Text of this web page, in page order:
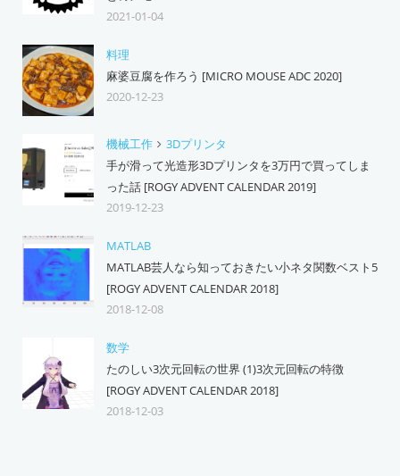
2021-01-04
料理
麻婆豆腐を作ろう [MICRO MOUSE ADC 2020]
2020-12-23
機械工作
3Dプリンタ
手が滑って光造形3Dプリンタを3万円で買ってしま
った話 [ROGY ADVENT CALENDAR 2019]
2019-12-23
MATLAB
MATLAB芸人なら知っておきたい小ネタ関数ベスト5
[ROGY ADVENT CALENDAR 2018]
2018-12-08
数学
たのしい3次元回転の世界 (1)3次元回転の特徴
[ROGY ADVENT CALENDAR 2018]
2018-12-03